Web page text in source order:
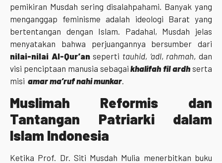
pemikiran Musdah sering disalahpahami. Banyak yang
menganggap feminisme adalah ideologi Barat yang
bertentangan dengan Islam. Padahal, Musdah jelas
menyatakan bahwa perjuangannya bersumber dari
nilai-nilai Al-Qur’anseperti tauhid, ‘adl, rahmah, dan
visi penciptaan manusia sebagaikhalifah fil ardh serta
misi amar ma’ruf nahi munkar.
Muslimah Reformis dan
Tantangan Patriarki dalam
Islam Indonesia
Ketika Prof. Dr. Siti Musdah Mulia menerbitkan buku